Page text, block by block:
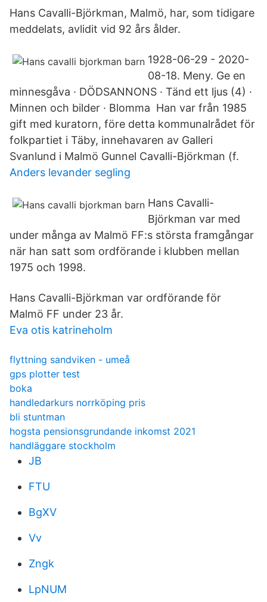
Hans Cavalli-Björkman, Malmö, har, som tidigare
meddelats, avlidit vid 92 års ålder.
1928-06-29 - 2020-
08-18. Meny. Ge en
minnesgåva · DÖDSANNONS · Tänd ett ljus (4) ·
Minnen och bilder · Blomma Han var från 1985
gift med kuratorn, före detta kommunalrådet för
folkpartiet i Täby, innehavaren av Galleri
Svanlund i Malmö Gunnel Cavalli-Björkman (f.
Anders levander segling
Hans Cavalli-
Björkman var med
under många av Malmö FF:s största framgångar
när han satt som ordförande i klubben mellan
1975 och 1998.
Hans Cavalli-Björkman var ordförande för
Malmö FF under 23 år.
Eva otis katrineholm
flyttning sandviken - umeå
gps plotter test
boka
handledarkurs norrköping pris
bli stuntman
hogsta pensionsgrundande inkomst 2021
handläggare stockholm
JB
FTU
BgXV
Vv
Zngk
LpNUM